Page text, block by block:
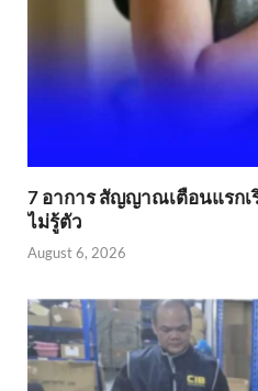
7 อาการ สัญญาณเตือนแรกเ
ไม่รู้ตัว
August 6, 2026